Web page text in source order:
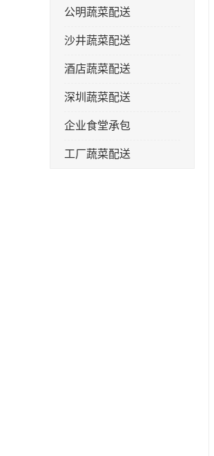
公明蔬菜配送
沙井蔬菜配送
酒店蔬菜配送
深圳蔬菜配送
企业食堂承包
工厂蔬菜配送